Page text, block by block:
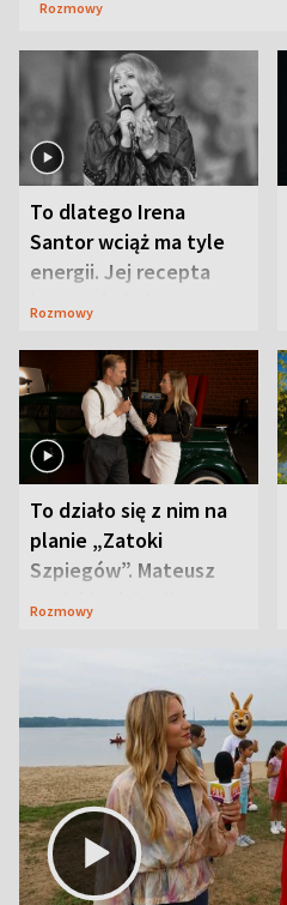
Rozmowy
To dlatego Irena
Santor wciąż ma tyle
energii. Jej recepta
jest zaskakująco
Rozmowy
To działo się z nim na
planie „Zatoki
Szpiegów”. Mateusz
Janicki odsłonił
Rozmowy